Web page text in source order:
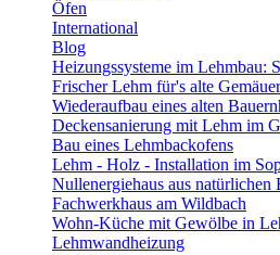
Öfen
International
Blog
Heizungssysteme im Lehmbau:
Frischer Lehm für's alte Gemäuer
Wiederaufbau eines alten
Deckensanierung mit Lehm im
Bau eines Lehmbackofens
Lehm - Holz - Installation im
Nullenergiehaus aus natürlichen
Fachwerkhaus am Wildbach
Wohn-Küche mit Gewölbe in
Lehmwandheizung